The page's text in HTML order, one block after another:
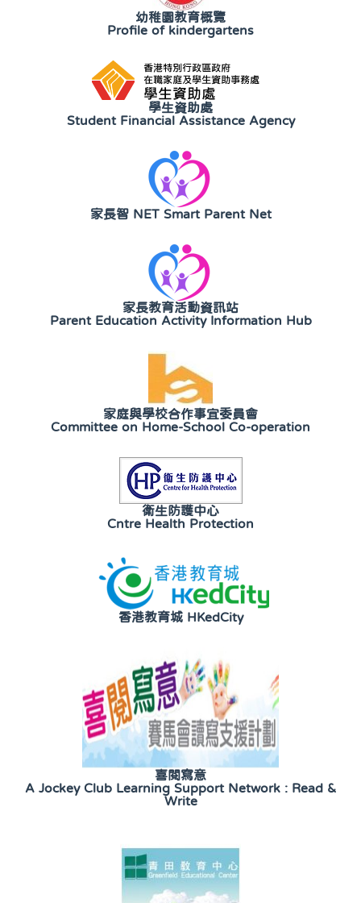
幼稚園教育概覽
Profile of kindergartens
學生資助處
Student Financial Assistance Agency
家長智 NET Smart Parent Net
家長教育活動資訊站
Parent Education Activity Information Hub
家庭與學校合作事宜委員會
Committee on Home-School Co-operation
衛生防護中心
Cntre Health Protection
香港教育城 HKedCity
喜閱寫意
A Jockey Club Learning Support Network : Read &
Write